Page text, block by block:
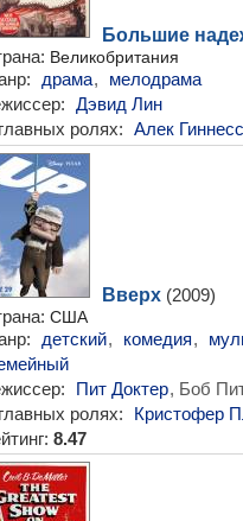
Большие
Великобритания
драма,
мелодрама
Дэвид Лин
ролях: Алек Гиннесс
Вверх (2009)
США
детский, комедия,
Пит Доктер, Боб
ролях:
Кристофер
8.47